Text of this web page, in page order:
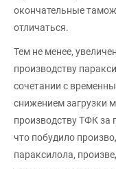
окончательные
отличаться.
Тем не менее,
производству
сочетании с
снижением загрузки
производству ТФК за
что побудило
параксилола,